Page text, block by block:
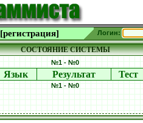
[регистрация] Логин:
СОСТОЯНИЕ СИСТЕМЫ
№1 - №0
Язык Результат Тест
№1 - №0